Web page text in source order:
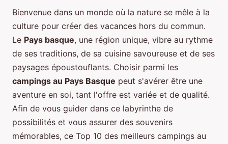
Bienvenue dans un monde où la nature se mêle à la
culture pour créer des vacances hors du commun.
Le Pays basque, une région unique, vibre au rythme
de ses traditions, de sa cuisine savoureuse et de ses
paysages époustouflants. Choisir parmi les
campings au Pays Basque peut s'avérer être une
aventure en soi, tant l'offre est variée et de qualité.
Afin de vous guider dans ce labyrinthe de
possibilités et vous assurer des souvenirs
mémorables, ce Top 10 des meilleurs campings au